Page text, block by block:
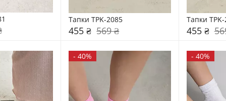
Тапки TPK-2085
455 ₴ 569 ₴
Тапки
455 ₴
-40% - 40%